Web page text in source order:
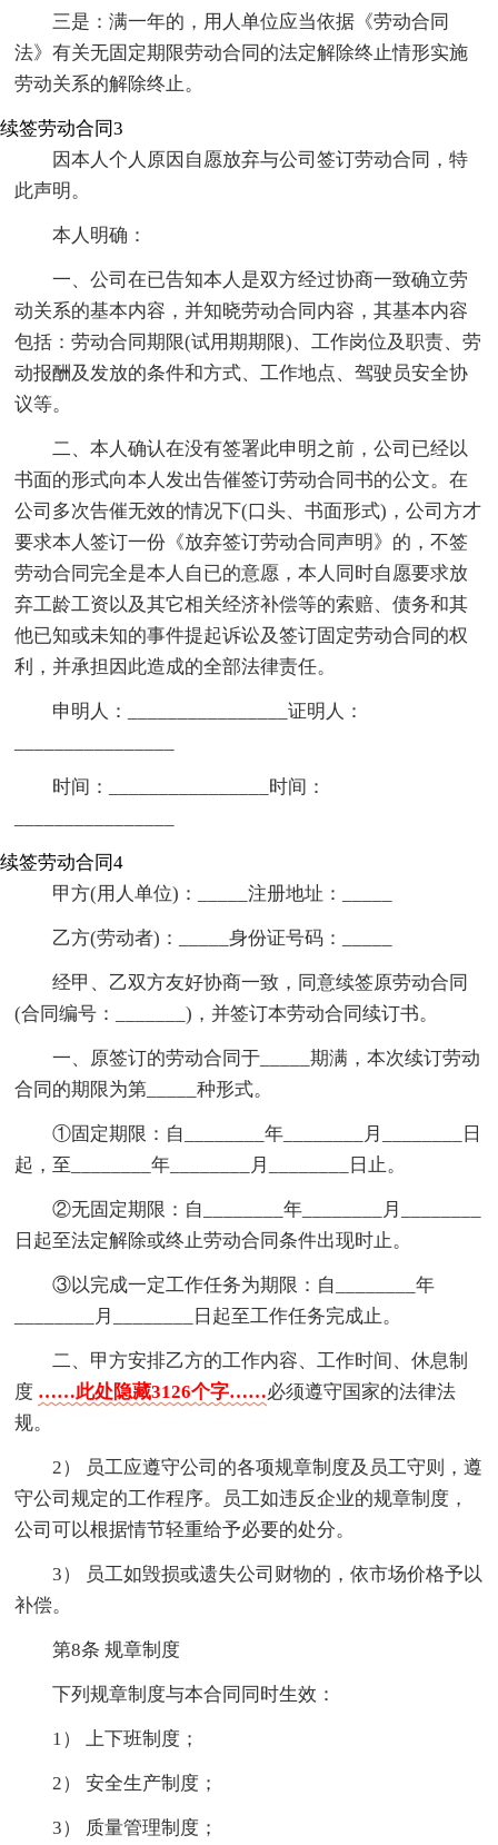
三是：满一年的，用人单位应当依据《劳动合同
法》有关无固定期限劳动合同的法定解除终止情形实施
劳动关系的解除终止。
续签劳动合同3
因本人个人原因自愿放弃与公司签订劳动合同，特
此声明。
本人明确：
一、公司在已告知本人是双方经过协商一致确立劳
动关系的基本内容，并知晓劳动合同内容，其基本内容
包括：劳动合同期限(试用期期限)、工作岗位及职责、劳
动报酬及发放的条件和方式、工作地点、驾驶员安全协
议等。
二、本人确认在没有签署此申明之前，公司已经以
书面的形式向本人发出告催签订劳动合同书的公文。在
公司多次告催无效的情况下(口头、书面形式)，公司方才
要求本人签订一份《放弃签订劳动合同声明》的，不签
劳动合同完全是本人自已的意愿，本人同时自愿要求放
弃工龄工资以及其它相关经济补偿等的索赔、债务和其
他已知或未知的事件提起诉讼及签订固定劳动合同的权
利，并承担因此造成的全部法律责任。
申明人：________________证明人：
时间：________________时间：
续签劳动合同4
甲方(用人单位)：_____注册地址：_____
乙方(劳动者)：_____身份证号码：_____
经甲、乙双方友好协商一致，同意续签原劳动合同
(合同编号：_______)，并签订本劳动合同续订书。
一、原签订的劳动合同于_____期满，本次续订劳动
合同的期限为第_____种形式。
①固定期限：自________年________月________日
起，至________年________月________日止。
②无固定期限：自________年________月________
日起至法定解除或终止劳动合同条件出现时止。
③以完成一定工作任务为期限：自________年
________月________日起至工作任务完成止。
二、甲方安排乙方的工作内容、工作时间、休息制
度 ……此处隐藏3126个字……必须遵守国家的法律法
规。
2） 员工应遵守公司的各项规章制度及员工守则，遵
守公司规定的工作程序。员工如违反企业的规章制度，
公司可以根据情节轻重给予必要的处分。
3） 员工如毁损或遗失公司财物的，依市场价格予以
补偿。
第8条 规章制度
下列规章制度与本合同同时生效：
1） 上下班制度；
2） 安全生产制度；
3） 质量管理制度；